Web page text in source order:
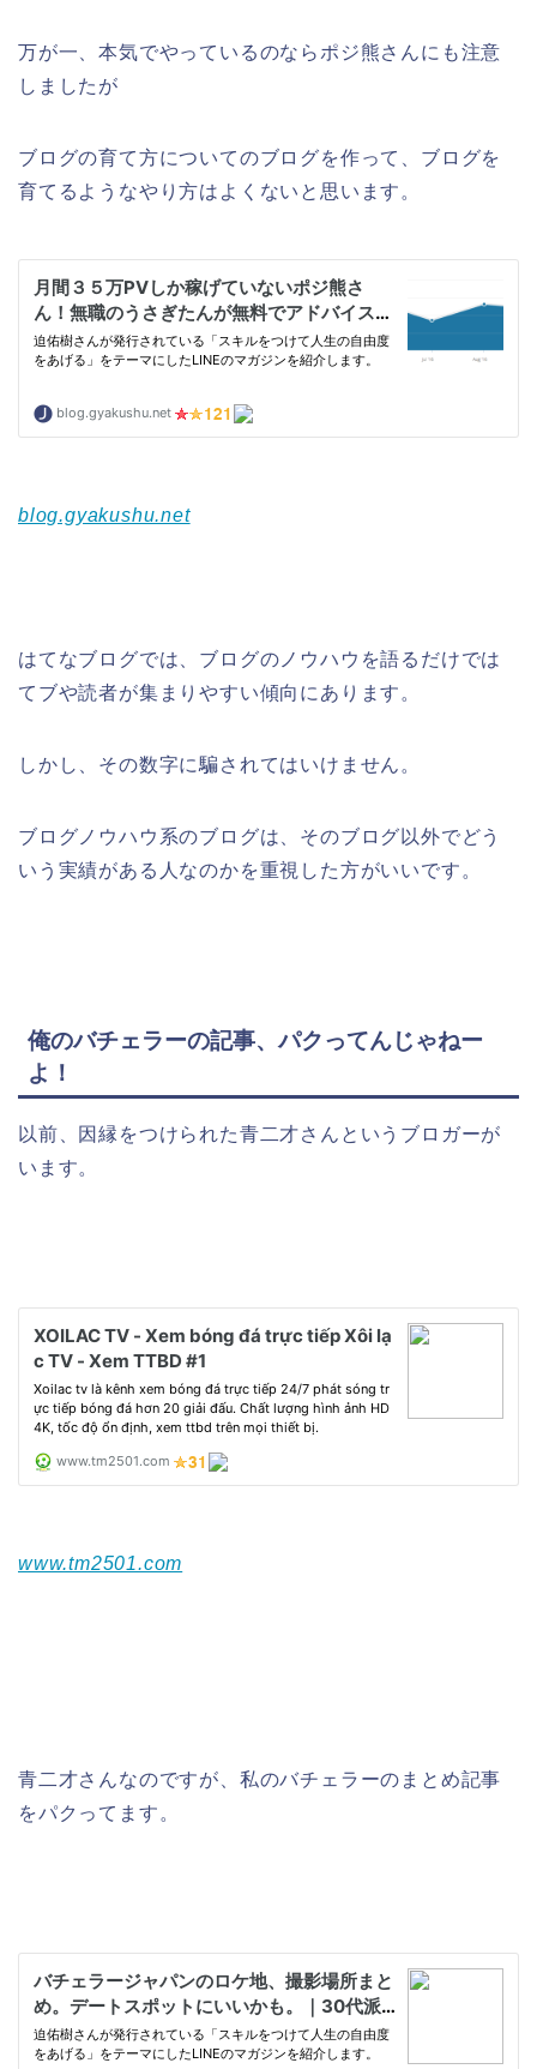
万が一、本気でやっているのならポジ熊さんにも注意
しましたが
ブログの育て方についてのブログを作って、ブログを
育てるようなやり方はよくないと思います。
blog.gyakushu.net
はてなブログでは、ブログのノウハウを語るだけでは
てブや読者が集まりやすい傾向にあります。
しかし、その数字に騙されてはいけません。
ブログノウハウ系のブログは、そのブログ以外でどう
いう実績がある人なのかを重視した方がいいです。
俺のバチェラーの記事、パクってんじゃねー
よ！
以前、因縁をつけられた青二才さんというブロガーが
います。
www.tm2501.com
青二才さんなのですが、私のバチェラーのまとめ記事
をパクってます。